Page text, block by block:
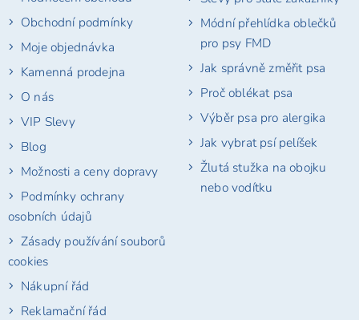
Obchodní podmínky
Moje objednávka
Kamenná prodejna
O nás
VIP Slevy
Blog
Možnosti a ceny dopravy
Podmínky ochrany
osobních údajů
Zásady používání souborů
cookies
Nákupní řád
Reklamační řád
Módní přehlídka oblečků
pro psy FMD
Jak správně změřit psa
Proč oblékat psa
Výběr psa pro alergika
Jak vybrat psí pelíšek
Žlutá stužka na obojku
nebo vodítku